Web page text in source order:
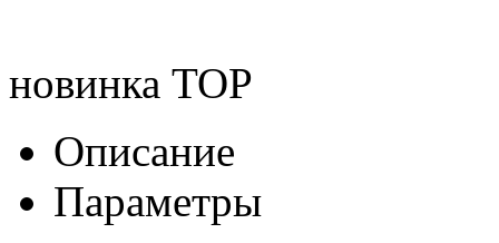
новинка TOP
Описание
Параметры